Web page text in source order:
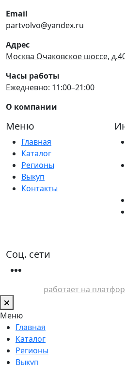
Email
partvolvo@yandex.ru
Адрес
Москва Очаковское шоссе,
Часы работы
Ежедневно: 11:00–21:00
О компании
Меню
Главная
Каталог
Регионы
Выкуп
Контакты
Соц. сети
работает на
Меню
Главная
Каталог
Регионы
Выкуп